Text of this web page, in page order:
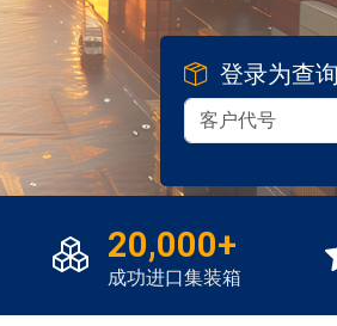
登录为查
20,000+
成功进口集装箱